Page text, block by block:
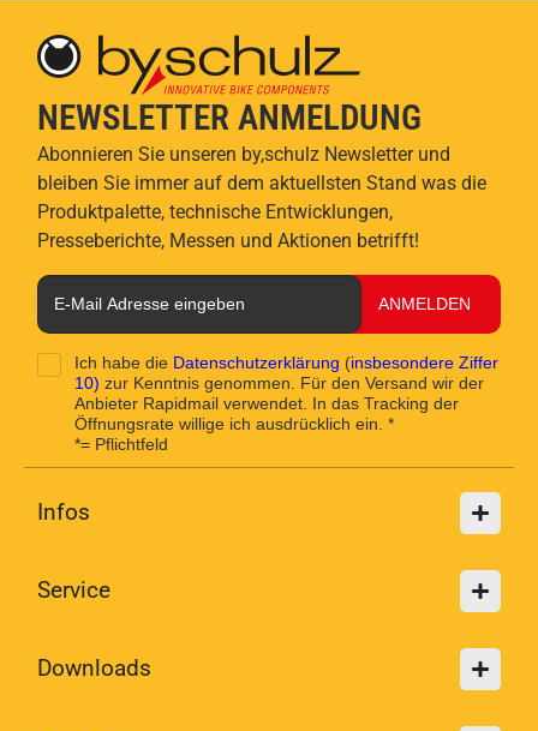
NEWSLETTER ANMELDUNG
Abonnieren Sie unseren by,schulz Newsletter und
bleiben Sie immer auf dem aktuellsten Stand was die
Produktpalette, technische Entwicklungen,
Presseberichte, Messen und Aktionen betrifft!
ANMELDEN
Ich habe die Datenschutzerklärung (insbesondere Ziffer
10) zur Kenntnis genommen. Für den Versand wir der
Anbieter Rapidmail verwendet. In das Tracking der
Öffnungsrate willige ich ausdrücklich ein. *
*= Pflichtfeld
Infos
Service
Downloads